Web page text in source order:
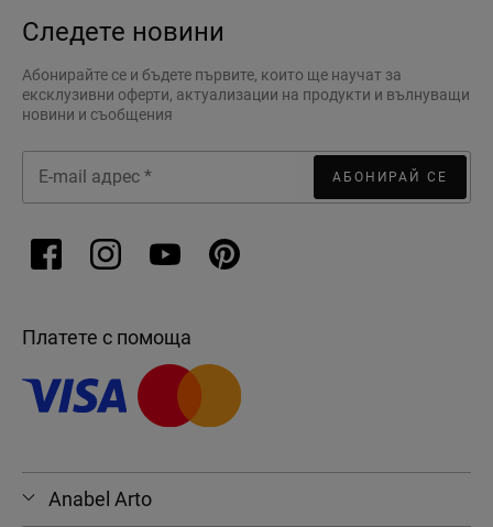
Следете новини
Абонирайте се и бъдете първите, които ще научат за
ексклузивни оферти, актуализации на продукти и вълнуващи
новини и съобщения
АБОНИРАЙ СЕ
Платете с помоща
Anabel Arto